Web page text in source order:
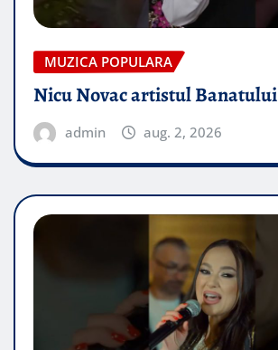
MUZICA POPULARA
Nicu Novac artistul Banatului
admin aug. 2, 2026